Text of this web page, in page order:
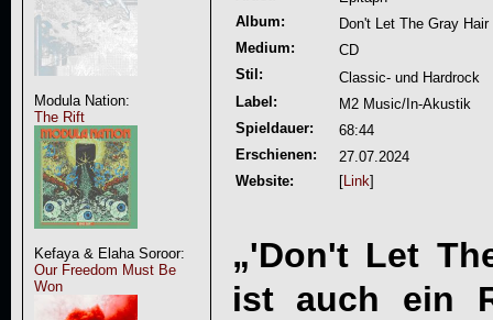
Modula Nation:
The Rift
Kefaya & Elaha Soroor:
Our Freedom Must Be
Won
Album:
Don't Let The Gray Hair
Medium:
CD
Stil:
Classic- und Hardrock
Label:
M2 Music/In-Akustik
Spieldauer:
68:44
Erschienen:
27.07.2024
Website:
[Link]
„'Don't Let
ist auch ein